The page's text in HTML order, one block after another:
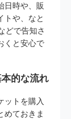
日時や、販
トや、なと
どで告知さ
くと安心で
的な流れ
ットを購入
めておきま